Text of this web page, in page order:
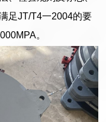
足JT/T4一2004的要
。